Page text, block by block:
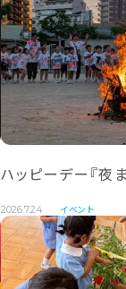
ハッピーデー『夜
2026.7.24 イベント